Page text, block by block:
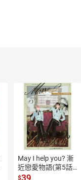
May I help you? 漸
近戀愛物語(第5話)
【電子書】
$